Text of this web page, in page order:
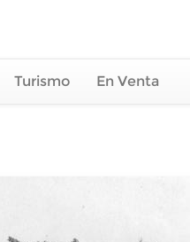
Turismo En Venta